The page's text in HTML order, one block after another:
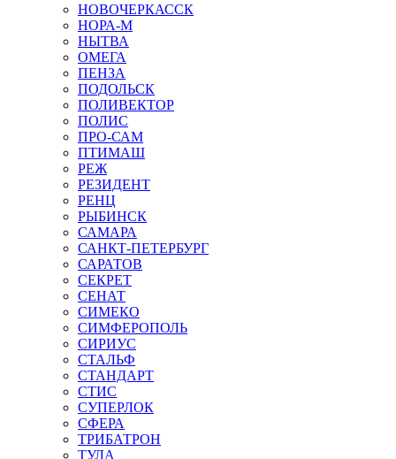
НОВОЧЕРКАССК
НОРА-М
НЫТВА
ОМЕГА
ПЕНЗА
ПОДОЛЬСК
ПОЛИВЕКТОР
ПОЛИС
ПРО-САМ
ПТИМАШ
РЕЖ
РЕЗИДЕНТ
РЕНЦ
РЫБИНСК
САМАРА
САНКТ-ПЕТЕРБУРГ
САРАТОВ
СЕКРЕТ
СЕНАТ
СИМЕКО
СИМФЕРОПОЛЬ
СИРИУС
СТАЛЬФ
СТАНДАРТ
СТИС
СУПЕРЛОК
СФЕРА
ТРИБАТРОН
ТУЛА